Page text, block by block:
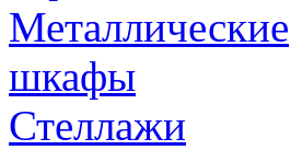
Металлические
шкафы
Стеллажи